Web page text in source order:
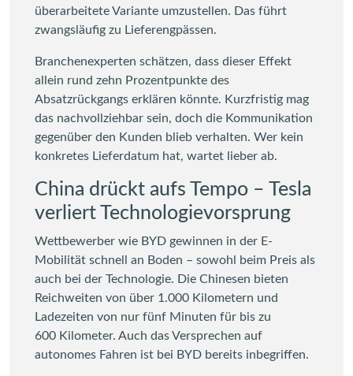
überarbeitete Variante umzustellen. Das führt
zwangsläufig zu Lieferengpässen.
Branchenexperten schätzen, dass dieser Effekt
allein rund zehn Prozentpunkte des
Absatzrückgangs erklären könnte. Kurzfristig mag
das nachvollziehbar sein, doch die Kommunikation
gegenüber den Kunden blieb verhalten. Wer kein
konkretes Lieferdatum hat, wartet lieber ab.
China drückt aufs Tempo – Tesla
verliert Technologievorsprung
Wettbewerber wie BYD gewinnen in der E-
Mobilität schnell an Boden – sowohl beim Preis als
auch bei der Technologie. Die Chinesen bieten
Reichweiten von über 1.000 Kilometern und
Ladezeiten von nur fünf Minuten für bis zu
600 Kilometer. Auch das Versprechen auf
autonomes Fahren ist bei BYD bereits inbegriffen.